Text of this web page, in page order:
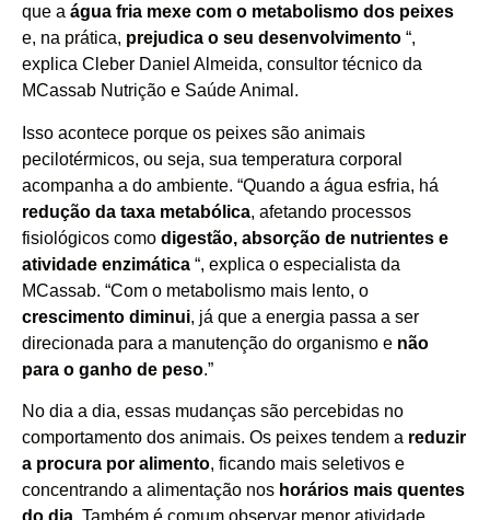
que a água fria mexe com o metabolismo dos peixes
e, na prática, prejudica o seu desenvolvimento “,
explica Cleber Daniel Almeida, consultor técnico da
MCassab Nutrição e Saúde Animal.
Isso acontece porque os peixes são animais
pecilotérmicos, ou seja, sua temperatura corporal
acompanha a do ambiente. “Quando a água esfria, há
redução da taxa metabólica, afetando processos
fisiológicos como digestão, absorção de nutrientes e
atividade enzimática “, explica o especialista da
MCassab. “Com o metabolismo mais lento, o
crescimento diminui, já que a energia passa a ser
direcionada para a manutenção do organismo e não
para o ganho de peso.”
No dia a dia, essas mudanças são percebidas no
comportamento dos animais. Os peixes tendem a reduzir
a procura por alimento, ficando mais seletivos e
concentrando a alimentação nos horários mais quentes